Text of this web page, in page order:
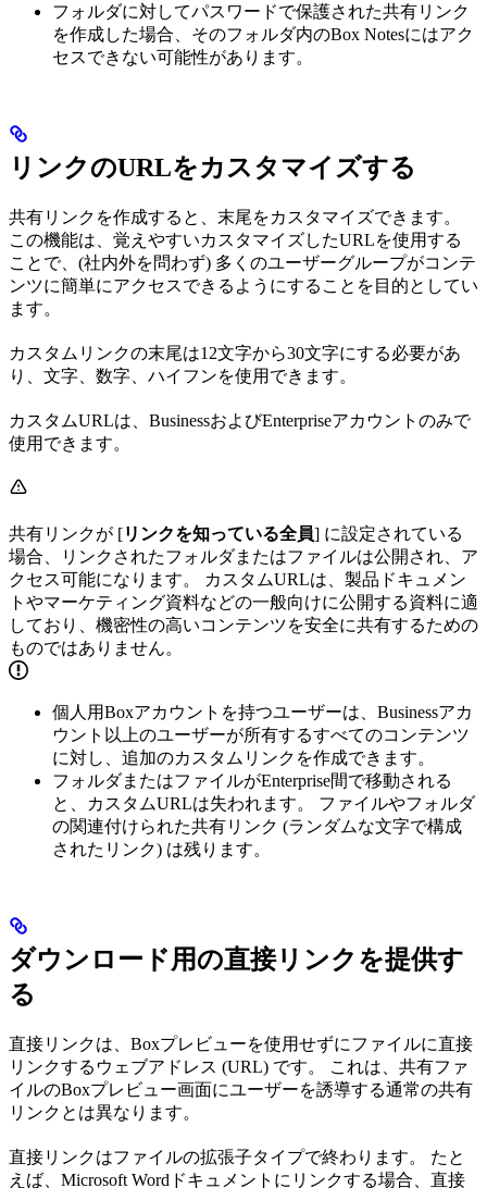
フォルダに対してパスワードで保護された共有リンク
を作成した場合、そのフォルダ内のBox Notesにはアク
セスできない可能性があります。
リンクのURLをカスタマイズする
共有リンクを作成すると、末尾をカスタマイズできます。
この機能は、覚えやすいカスタマイズしたURLを使用する
ことで、(社内外を問わず) 多くのユーザーグループがコンテ
ンツに簡単にアクセスできるようにすることを目的としてい
ます。
カスタムリンクの末尾は12文字から30文字にする必要があ
り、文字、数字、ハイフンを使用できます。
カスタムURLは、BusinessおよびEnterpriseアカウントのみで
使用できます。
共有リンクが [リンクを知っている全員] に設定されている
場合、リンクされたフォルダまたはファイルは公開され、ア
クセス可能になります。 カスタムURLは、製品ドキュメン
トやマーケティング資料などの一般向けに公開する資料に適
しており、機密性の高いコンテンツを安全に共有するための
ものではありません。
個人用Boxアカウントを持つユーザーは、Businessアカ
ウント以上のユーザーが所有するすべてのコンテンツ
に対し、追加のカスタムリンクを作成できます。
フォルダまたはファイルがEnterprise間で移動される
と、カスタムURLは失われます。 ファイルやフォルダ
の関連付けられた共有リンク (ランダムな文字で構成
されたリンク) は残ります。
ダウンロード用の直接リンクを提供す
る
直接リンクは、Boxプレビューを使用せずにファイルに直接
リンクするウェブアドレス (URL) です。 これは、共有ファ
イルのBoxプレビュー画面にユーザーを誘導する通常の共有
リンクとは異なります。
直接リンクはファイルの拡張子タイプで終わります。 たと
えば、Microsoft Wordドキュメントにリンクする場合、直接